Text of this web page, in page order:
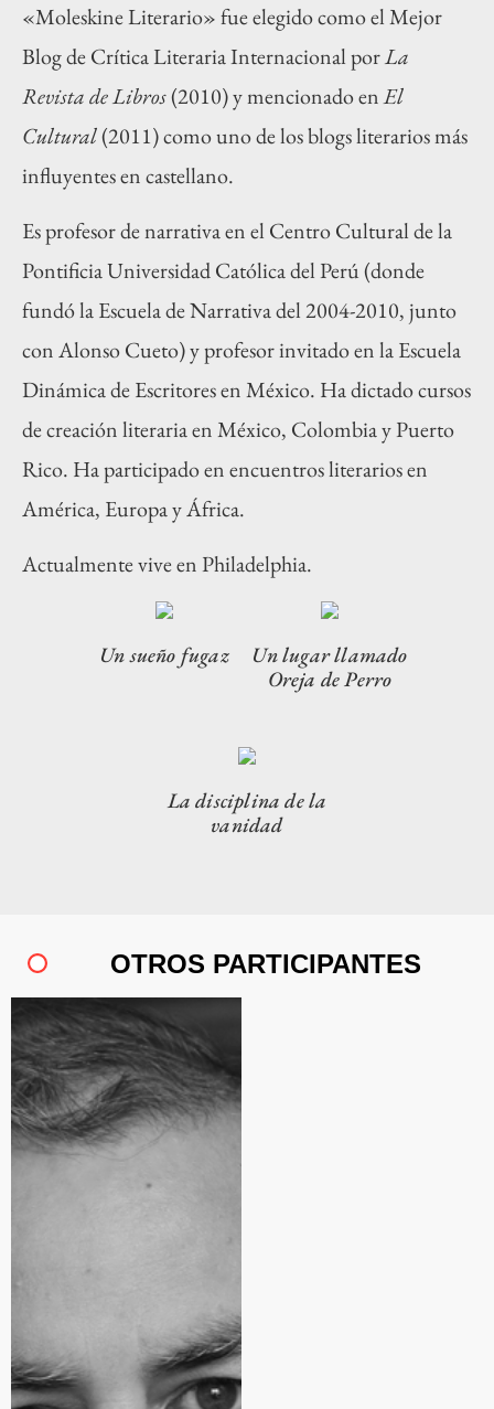
«Moleskine Literario» fue elegido como el Mejor
Blog de Crítica Literaria Internacional porLa
Revista de Libros(2010) y mencionado enEl
Cultural(2011) como uno de los blogs literarios más
influyentes en castellano.
Es profesor de narrativa en el Centro Cultural de la
Pontificia Universidad Católica del Perú (donde
fundó la Escuela de Narrativa del 2004-2010, junto
con Alonso Cueto) y profesor invitado en la Escuela
Dinámica de Escritores en México. Ha dictado cursos
de creación literaria en México, Colombia y Puerto
Rico. Ha participado en encuentros literarios en
América, Europa y África.
Actualmente vive en Philadelphia.
Un sueño fugaz
Un lugar llamado
Oreja de Perro
La disciplina de la
vanidad
OTROS PARTICIPANTES